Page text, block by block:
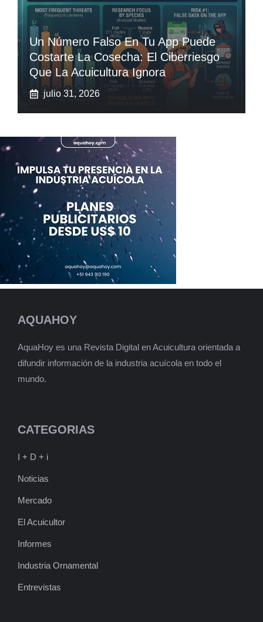
Un Número Falso En Tu App Puede
Costarte La Cosecha: El Ciberriesgo
Que La Acuicultura Ignora
julio 31, 2026
AQUAHOY
AquaHoy es una Revista Digital en Acuicultura orientada a
difundir información de la industria acuícola en todo el
mundo.
CATEGORIAS
I + D + i
Noticias
Mercado
El Acuicultor
Informes
Industria Ornamental
Entrevistas